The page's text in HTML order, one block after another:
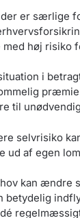
der er særlige
høj risiko
i
til
selvrisiko
ud af egen
kan
betydelig